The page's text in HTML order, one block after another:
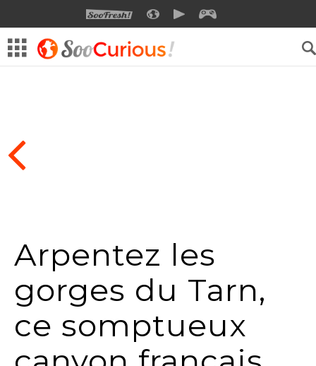
SOOFRESHSOOCURIOUSSOOMOTION
Arpentez les
gorges du Tarn,
ce somptueux